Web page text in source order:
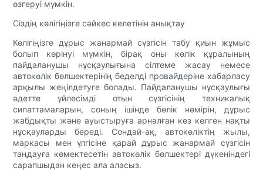
өзгеруі мүмкін.
Сіздің көлігіңізге сәйкес келетінін анықтау
Көлігіңізге дұрыс жанармай сүзгісін табу қиын жұмыс
болып көрінуі мүмкін, бірақ оны көлік құралының
пайдаланушы нұсқаулығына сілтеме жасау немесе
автокөлік бөлшектерінің беделді провайдеріне хабарласу
арқылы жеңілдетуге болады. Пайдаланушы нұсқаулығы
әдетте үйлесімді отын сүзгісінің техникалық
сипаттамаларын, соның ішінде бөлік нөмірін, дұрыс
жабдықты және ауыстыруға арналған кез келген нақты
нұсқауларды береді. Сондай-ақ, автокөліктің жылы,
маркасы мен үлгісіне қарай дұрыс жанармай сүзгісін
таңдауға көмектесетін автокөлік бөлшектері дүкеніндегі
сарапшыдан кеңес ала аласыз.